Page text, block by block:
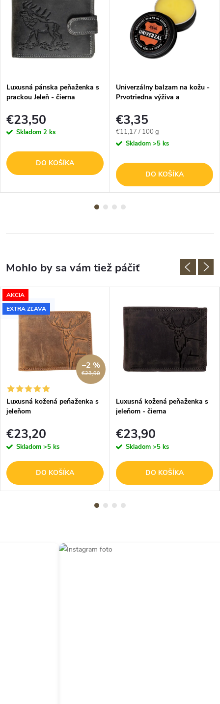
Luxusná pánska peňaženka s
prackou Jeleň - čierna
€23,50
Skladom 2 ks
DO KOŠÍKA
Univerzálny balzam na kožu -
Prvotriedna výživa a
€3,35
Jednotková
cena:
€11,17 / 100 g
Skladom >5 ks
DO KOŠÍKA
AKCIA
EXTRA ZĽAVA
€23,90
–2 %
Luxusná kožená peňaženka s
jeleňom
€23,20
Skladom >5 ks
DO KOŠÍKA
Luxusná kožená peňaženka s
jeleňom - čierna
€23,90
Skladom >5 ks
DO KOŠÍKA